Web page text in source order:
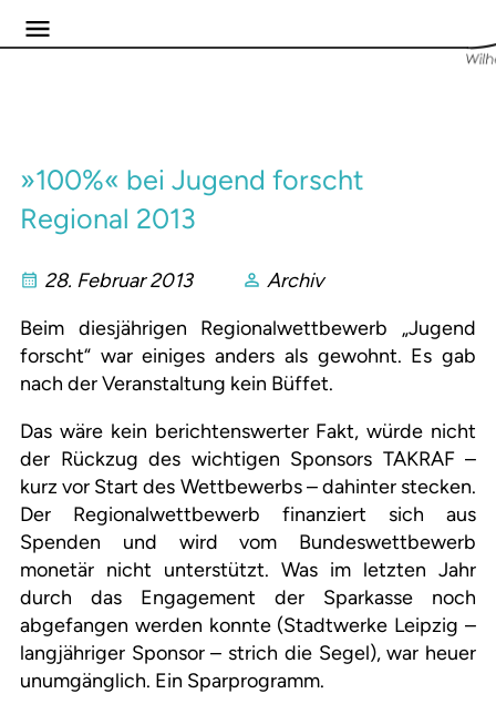
»100%« bei Jugend forscht
Regional 2013
28. Februar 2013
Archiv
Beim diesjährigen Regionalwettbewerb „Jugend
forscht“ war einiges anders als gewohnt. Es gab
nach der Veranstaltung kein Büffet.
Das wäre kein berichtenswerter Fakt, würde nicht
der Rückzug des wichtigen Sponsors TAKRAF –
kurz vor Start des Wettbewerbs – dahinter stecken.
Der Regionalwettbewerb finanziert sich aus
Spenden und wird vom Bundeswettbewerb
monetär nicht unterstützt. Was im letzten Jahr
durch das Engagement der Sparkasse noch
abgefangen werden konnte (Stadtwerke Leipzig –
langjähriger Sponsor – strich die Segel), war heuer
unumgänglich. Ein Sparprogramm.